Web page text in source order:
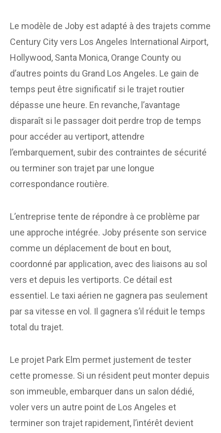
Le modèle de Joby est adapté à des trajets comme
Century City vers Los Angeles International Airport,
Hollywood, Santa Monica, Orange County ou
d’autres points du Grand Los Angeles. Le gain de
temps peut être significatif si le trajet routier
dépasse une heure. En revanche, l’avantage
disparaît si le passager doit perdre trop de temps
pour accéder au vertiport, attendre
l’embarquement, subir des contraintes de sécurité
ou terminer son trajet par une longue
correspondance routière.
L’entreprise tente de répondre à ce problème par
une approche intégrée. Joby présente son service
comme un déplacement de bout en bout,
coordonné par application, avec des liaisons au sol
vers et depuis les vertiports. Ce détail est
essentiel. Le taxi aérien ne gagnera pas seulement
par sa vitesse en vol. Il gagnera s’il réduit le temps
total du trajet.
Le projet Park Elm permet justement de tester
cette promesse. Si un résident peut monter depuis
son immeuble, embarquer dans un salon dédié,
voler vers un autre point de Los Angeles et
terminer son trajet rapidement, l’intérêt devient